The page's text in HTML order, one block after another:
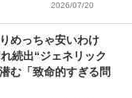
2026/07/20
めっちゃ安いわけ
続出“ジェネリック
む「致命的すぎる問